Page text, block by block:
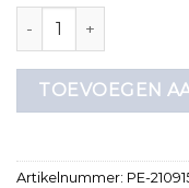
grappige t shirts
TOEVOEGEN
Artikelnummer: PE-